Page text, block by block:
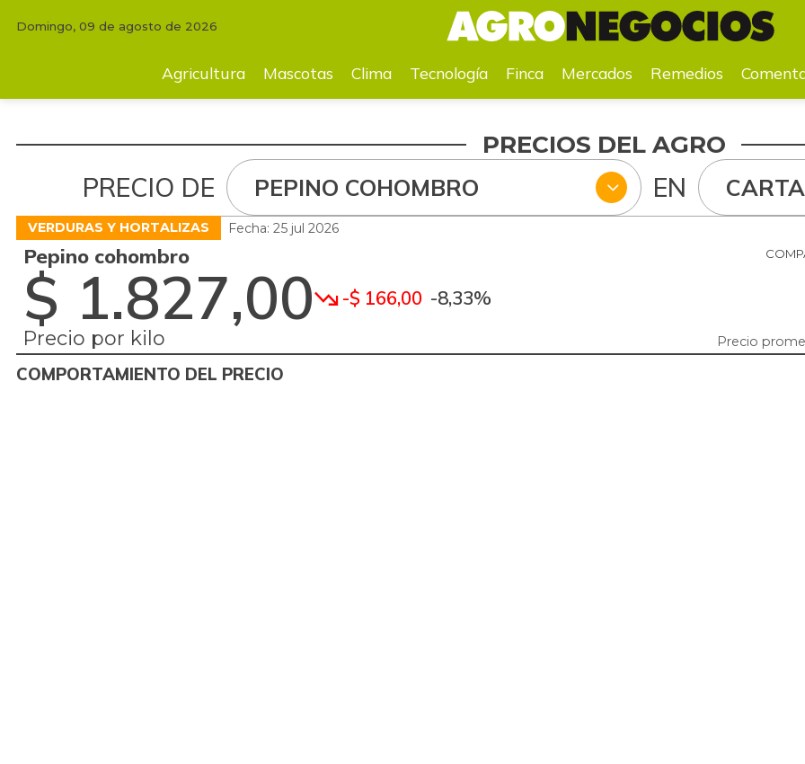
Mascotas Clima Tecnología Mercados Remedios Comentarios Agenda
Domingo, 09 de agosto de 2026
Agricultura Mascotas Clima Tecnología Finca Mercados Remedios
PRECIOS DEL AGRO
PRECIO DE PEPINO COHOMBRO EN
VERDURAS Y HORTALIZAS Fecha: 25 jul 2026
Pepino cohombro
$ 1.827,00 -$ 166,00 -8,33%
Precio por kilo
Precio
COMPORTAMIENTO DEL PRECIO